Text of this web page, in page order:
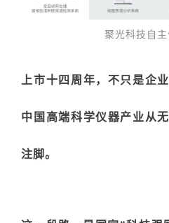
聚光科技自
上市十四周年，不只是企
中国高端科学仪器产业从
注脚。